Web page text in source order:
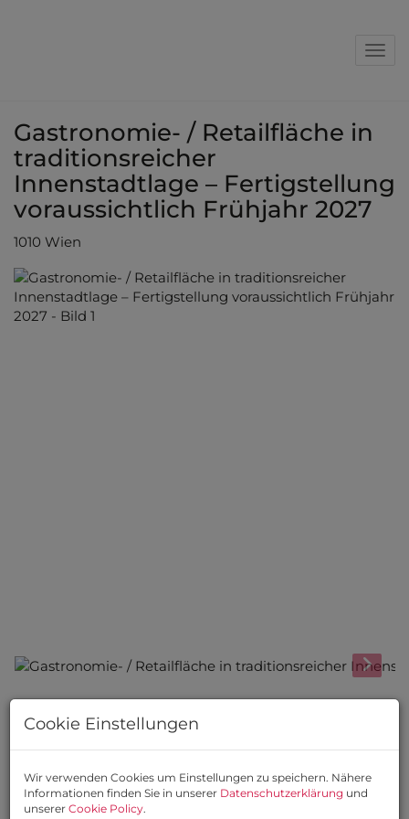
Gastronomie- / Retailfläche in
traditionsreicher
Innenstadtlage – Fertigstellung
voraussichtlich Frühjahr 2027
1010 Wien
Beschreibung
Ehemalige „Gösser
Cookie Einstellungen
Wir verwenden Cookies um Einstellungen zu speichern. Nähere
Informationen finden Sie in unserer Datenschutzerklärung und
unserer Cookie Policy.